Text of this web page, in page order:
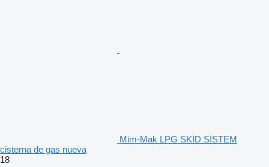
Mim-Mak LPG SKİD SİSTEM
cisterna de gas nueva
18